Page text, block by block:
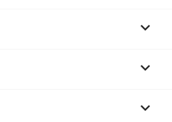

keyboard_arrow_down
